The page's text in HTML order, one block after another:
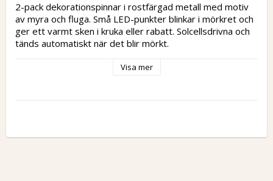
2-pack dekorationspinnar i rostfärgad metall med motiv
av myra och fluga. Små LED-punkter blinkar i mörkret och
ger ett varmt sken i kruka eller rabatt. Solcellsdrivna och
tänds automatiskt när det blir mörkt.
Visa mer